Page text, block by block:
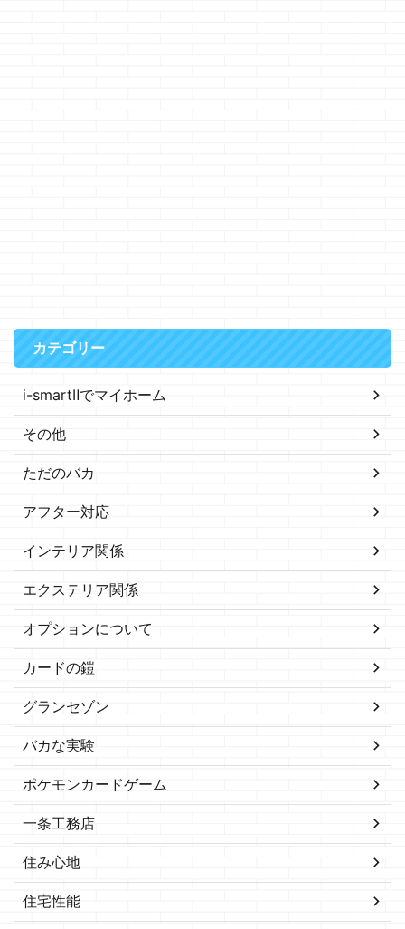
カテゴリー
i-smartⅡでマイホーム
その他
ただのバカ
アフター対応
インテリア関係
エクステリア関係
オプションについて
カードの鎧
グランセゾン
バカな実験
ポケモンカードゲーム
一条工務店
住み心地
住宅性能